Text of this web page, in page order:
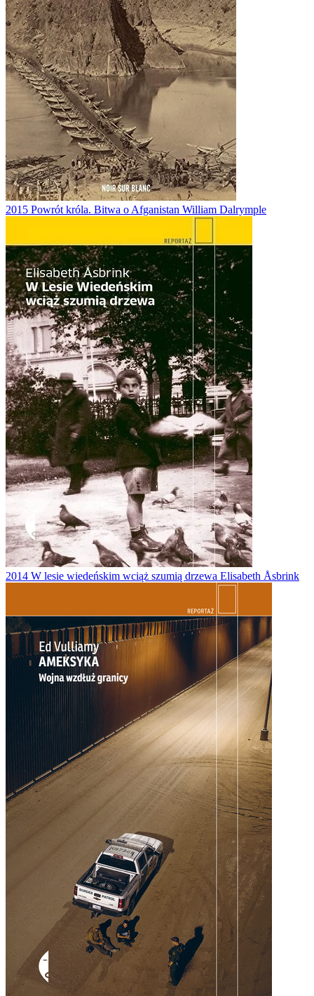
2015 Powrót króla. Bitwa o Afganistan William Dalrymple
2014 W lesie wiedeńskim wciąż szumią drzewa Elisabeth Åsbrink